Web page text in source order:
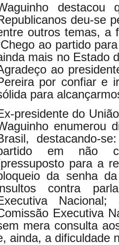
deu-se
outros temas, a
ao partido
mais no Estado
ao
por confiar e
para
presidente do
enumerou
destacando-
em não
para a
da senha
contra
Executiva
mera consulta
ainda, a dificuldade